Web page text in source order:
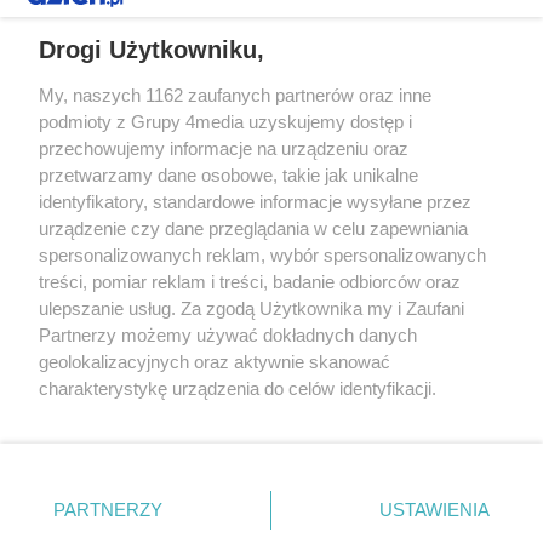
Redakcja Reklama Prywatność
Praca Łódź
the:protocol
Facebook.com
Youtube.com
Drogi Użytkowniku,
My, naszych 1162 zaufanych partnerów oraz inne
podmioty z Grupy 4media uzyskujemy dostęp i
przechowujemy informacje na urządzeniu oraz
przetwarzamy dane osobowe, takie jak unikalne
identyfikatory, standardowe informacje wysyłane przez
urządzenie czy dane przeglądania w celu zapewniania
spersonalizowanych reklam, wybór spersonalizowanych
treści, pomiar reklam i treści, badanie odbiorców oraz
ulepszanie usług. Za zgodą Użytkownika my i Zaufani
Partnerzy możemy używać dokładnych danych
geolokalizacyjnych oraz aktywnie skanować
charakterystykę urządzenia do celów identyfikacji.
zmienić/wycofać klikając przycisk ustawień prywatności
znajdujący się w lewym dolnym rogu strony
. Niektóre
PARTNERZY USTAWIENIA